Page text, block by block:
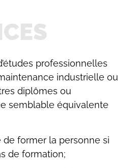
professionnelles
industrielle ou
diplômes ou
semblable équivalente
de former la personne si
de formation;